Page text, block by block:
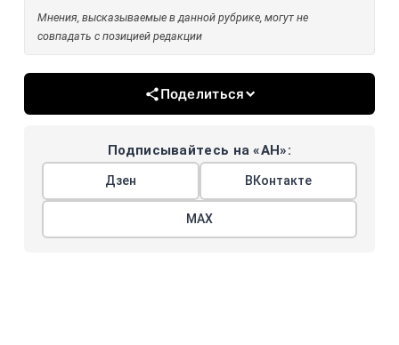
Мнения, высказываемые в данной рубрике, могут не
совпадать с позицией редакции
Поделиться
Подписывайтесь на «АН»:
Дзен ВКонтакте
МАХ